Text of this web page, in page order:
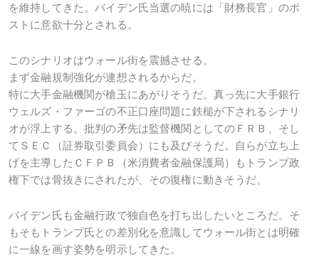
を維持してきた。バイデン氏当選の暁には「財務長官」のポ
ストに意欲十分とされる。
このシナリオはウォール街を震撼させる。
まず金融規制強化が連想されるからだ。
特に大手金融機関が槍玉にあがりそうだ。真っ先に大手銀行
ウェルズ・ファーゴの不正口座問題に鉄槌が下されるシナリ
オが浮上する。批判の矛先は監督機関としてのＦＲＢ、そし
てＳＥＣ（証券取引委員会）にも及びそうだ。自らが立ち上
げを主導したＣＦＰＢ（米消費者金融保護局）もトランプ政
権下では骨抜きにされたが、その復権に動きそうだ。
バイデン氏も金融行政で独自色を打ち出したいところだ。そ
もそもトランプ氏との差別化を意識してウォール街とは明確
に一線を画す姿勢を明示してきた。